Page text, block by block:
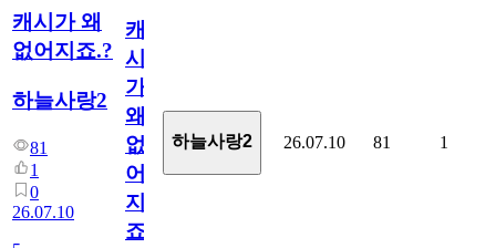
캐시가 왜
없어지죠.?
하늘사랑2
81
1
0
26.07.10
캐
시
가
왜
없
어
지
죠.?
하늘사랑2 26.07.10 81 1